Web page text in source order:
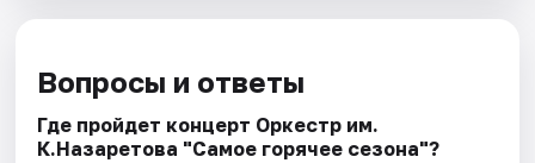
Вопросы и ответы
Где пройдет концерт Оркестр им.
К.Назаретова "Самое горячее сезона"?